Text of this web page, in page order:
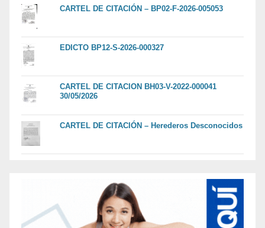
CARTEL DE CITACIÓN – BP02-F-2026-005053
EDICTO BP12-S-2026-000327
CARTEL DE CITACION BH03-V-2022-000041
30/05/2026
CARTEL DE CITACIÓN – Herederos Desconocidos